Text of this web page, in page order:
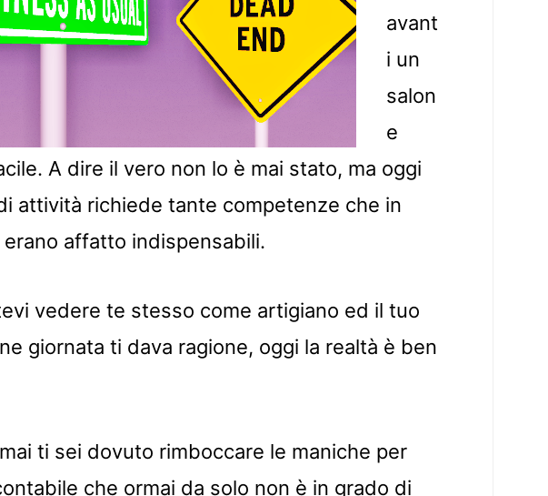
avant
i un
salon
e
A dire il vero non lo è mai stato, ma oggi
attività richiede tante competenze che in
affatto indispensabili.
vedere te stesso come artigiano ed il tuo
giornata ti dava ragione, oggi la realtà è ben
ti sei dovuto rimboccare le maniche per
che ormai da solo non è in grado di